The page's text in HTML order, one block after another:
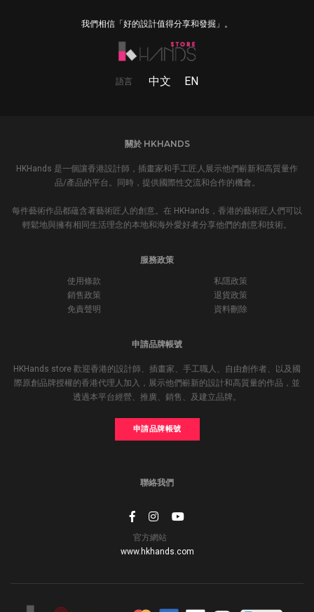
我們相信「好的設計值得分享和發掘」。
語言 中文 EN
關於 HKHANDS
HKHands 是一個讓香港設計師，插畫家和手工匠人展示他們嶄新和高質量作
品/產品的平台。同時，提供國際性交流和合作的機會。
每件藝術作品都蘊含著藝術匠人的創意。在 HKHands，香港的藝術匠人們可以
輕鬆地與擁有相同生活理念的本地和海外愛好者分享他們的創意和技術。
服務政策
使用條款
私隱政策
銷售政策
退貨政策
免責聲明
資料刪除
申請品牌帳號
HKHands store 歡迎香港的設計師、插畫家、手工職人、自由創作者、以及國
際原創品牌授權的香港代理人加入，展示他們嶄新的設計和高質量的作品，並
透過本平台經營、推廣、銷售、及建立品牌。
申請品牌帳號
聯絡我們
官方網站
www.hkhands.com